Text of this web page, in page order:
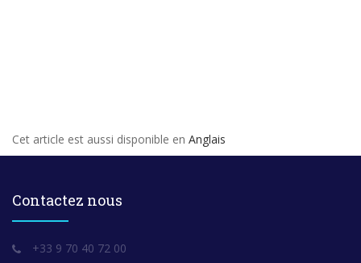
Cet article est aussi disponible en Anglais
Contactez nous
+33 9 70 40 72 00